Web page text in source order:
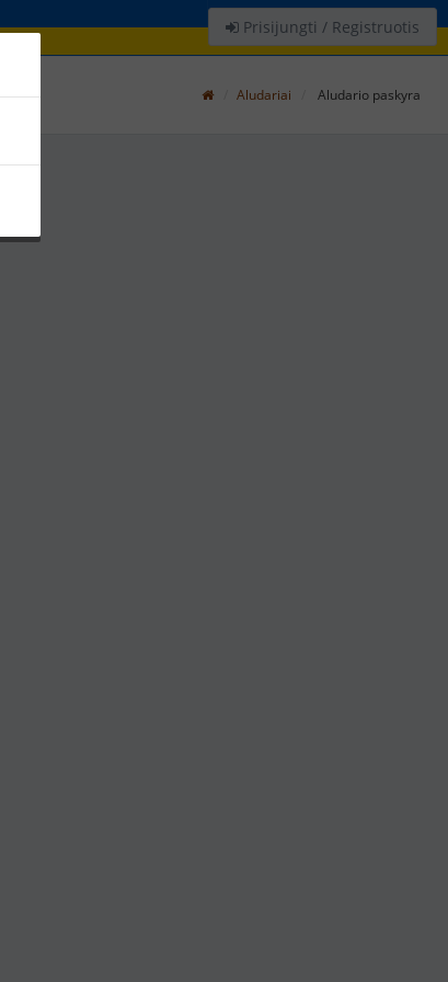
Prisijungti / Registruotis
Aludariai Aludario paskyra